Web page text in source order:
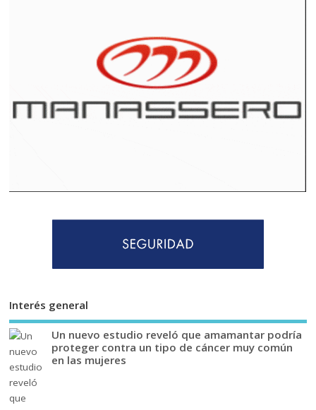
Interés general
Un nuevo estudio reveló que amamantar podría
proteger contra un tipo de cáncer muy común
en las mujeres